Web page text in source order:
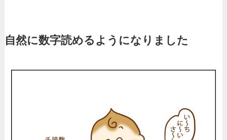
自然に数字読めるようになりました